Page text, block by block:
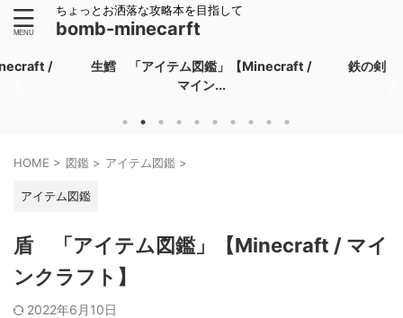
ちょっとお洒落な攻略本を目指して
bomb-minecarft
/
生鱈 「アイテム図鑑」【Minecraft /
マイン...
鉄の剣
HOME > 図鑑 > アイテム図鑑 >
アイテム図鑑
盾 「アイテム図鑑」【Minecraft / マイ
ンクラフト】
2022年6月10日